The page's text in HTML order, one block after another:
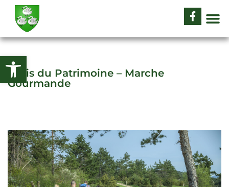
Ouvrir la barre d’outils
Amis du Patrimoine – Marche
Gourmande